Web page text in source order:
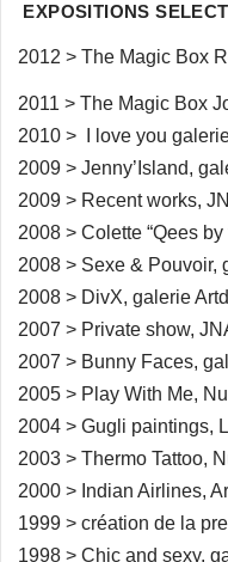
EXPOSITIONS
2012 > The Magic Box
2011 > The Magic Box
2010 > I love you
2009 > Jenny’Island,
2009 > Recent works,
2008 > Colette “Qees
2008 > Sexe & Pouvoir,
2008 > DivX, galerie
2007 > Private show,
2007 > Bunny Faces,
2005 > Play With Me,
2004 > Gugli paintings,
2003 > Thermo Tattoo,
2000 > Indian Airlines,
1999 > création de la
1998 > Chic and sexy,